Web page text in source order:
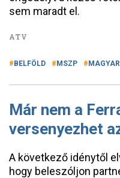
sem maradt el.
ATV
BELFÖLD MSZP
Már nem a
versenyezhet
A következő idénytől
hogy beleszóljon